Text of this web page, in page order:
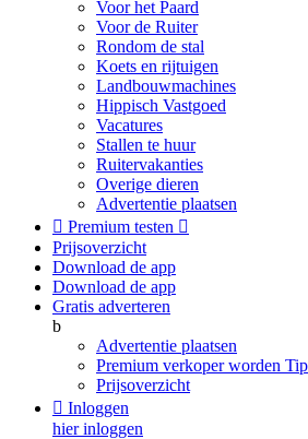
Voor het Paard
Voor de Ruiter
Rondom de stal
Koets en rijtuigen
Landbouwmachines
Hippisch Vastgoed
Vacatures
Stallen te huur
Ruitervakanties
Overige dieren
Advertentie plaatsen
 Premium testen 
Prijsoverzicht
Download de app
Download de app
Gratis adverteren
b
Advertentie plaatsen
Premium verkoper worden
Prijsoverzicht
 Inloggen
hier inloggen